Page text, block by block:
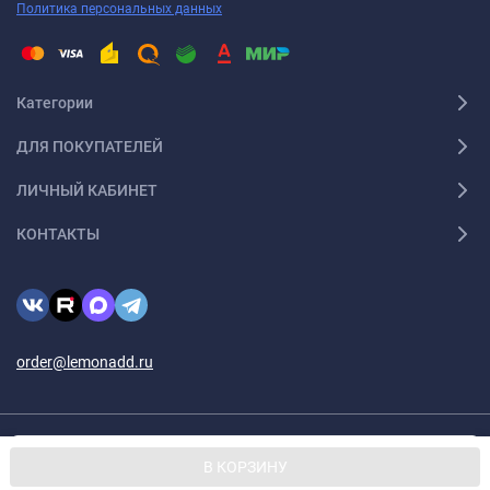
В КОРЗИНУ
Политика персональных данных
Категории
ДЛЯ ПОКУПАТЕЛЕЙ
ЛИЧНЫЙ КАБИНЕТ
КОНТАКТЫ
order@lemonadd.ru